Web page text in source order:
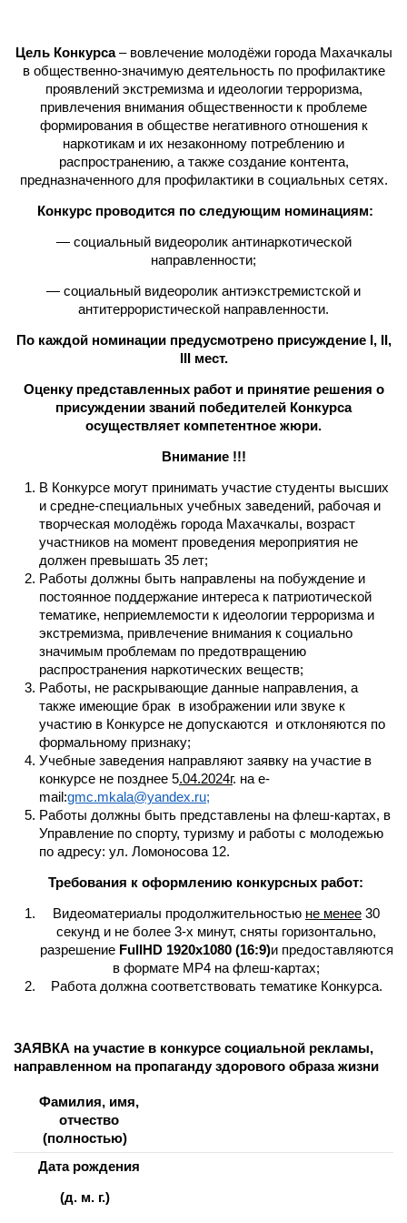
Цель Конкурса– вовлечение молодёжи города Махачкалы
в общественно-значимую деятельность по профилактике
проявлений экстремизма и идеологии терроризма,
привлечения внимания общественности к проблеме
формирования в обществе негативного отношения к
наркотикам и их незаконному потреблению и
распространению, а также создание контента,
предназначенного для профилактики в социальных сетях.
Конкурс проводится по следующим номинациям:
— социальный видеоролик антинаркотической
направленности;
— социальный видеоролик антиэкстремистской и
антитеррористической направленности.
По каждой номинации предусмотрено присуждение I, II,
III мест.
Оценку представленных работ и принятие решения о
присуждении званий победителей Конкурса
осуществляет компетентное жюри.
Внимание !!!
В Конкурсе могут принимать участие студенты высших
и средне-специальных учебных заведений, рабочая и
творческая молодёжь города Махачкалы, возраст
участников на момент проведения мероприятия не
должен превышать 35 лет;
Работы должны быть направлены на побуждение и
постоянное поддержание интереса к патриотической
тематике, неприемлемости к идеологии терроризма и
экстремизма, привлечение внимания к социально
значимым проблемам по предотвращению
распространения наркотических веществ;
Работы, не раскрывающие данные направления, а
также имеющие брак в изображении или звуке к
участию в Конкурсе не допускаются и отклоняются по
формальному признаку;
Учебные заведения направляют заявку на участие в
конкурсе не позднее 5.04.2024г. на e-
mail:gmc.mkala@yandex.ru;
Работы должны быть представлены на флеш-картах, в
Управление по спорту, туризму и работы с молодежью
по адресу: ул. Ломоносова 12.
Требования к оформлению конкурсных работ:
Видеоматериалы продолжительностью не менее 30
секунд и не более 3-х минут, сняты горизонтально,
разрешение FullHD1920x1080 (16:9)и предоставляются
в формате MP4 на флеш-картах;
Работа должна соответствовать тематике Конкурса.
ЗАЯВКА на участие в конкурсе социальной рекламы,
направленном на пропаганду здорового образа жизни
Фамилия, имя,
отчество
(полностью)
Дата рождения
(д. м. г.)